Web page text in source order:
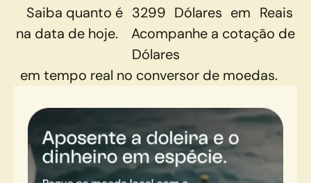
Saiba quanto é 3299 Dólares em Reais
na data de hoje.
Acompanhe a cotação de
Dólares
em tempo real no conversor de moedas.